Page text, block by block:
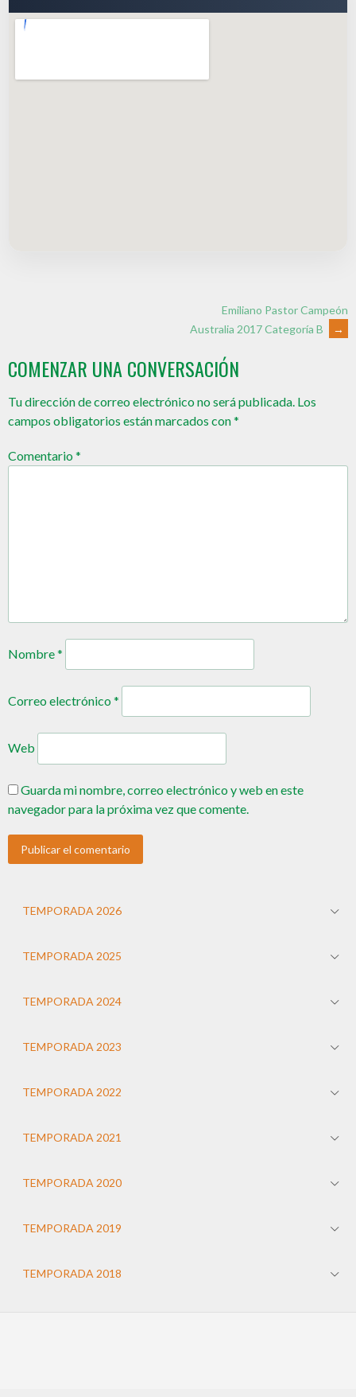
Emiliano Pastor Campeón
Australia 2017 Categoría B
→
COMENZAR UNA CONVERSACIÓN
Tu dirección de correo electrónico no será publicada. Los
campos obligatorios están marcados con*
Comentario*
Nombre*
Correo electrónico*
Web
Guarda mi nombre, correo electrónico y web en este
navegador para la próxima vez que comente.
TEMPORADA 2026
TEMPORADA 2025
TEMPORADA 2024
TEMPORADA 2023
TEMPORADA 2022
TEMPORADA 2021
TEMPORADA 2020
TEMPORADA 2019
TEMPORADA 2018